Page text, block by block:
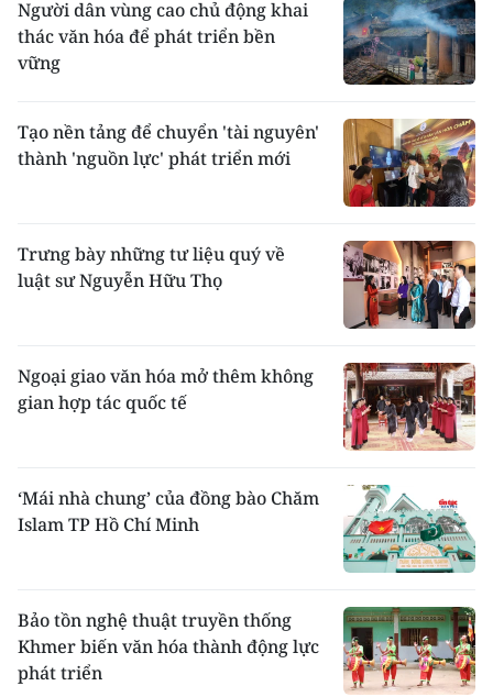
Người dân vùng cao chủ động khai
thác văn hóa để phát triển bền
vững
Tạo nền tảng để chuyển 'tài nguyên'
thành 'nguồn lực' phát triển mới
Trưng bày những tư liệu quý về
luật sư Nguyễn Hữu Thọ
Ngoại giao văn hóa mở thêm không
gian hợp tác quốc tế
‘Mái nhà chung’ của đồng bào Chăm
Islam TP Hồ Chí Minh
Bảo tồn nghệ thuật truyền thống
Khmer biến văn hóa thành động lực
phát triển